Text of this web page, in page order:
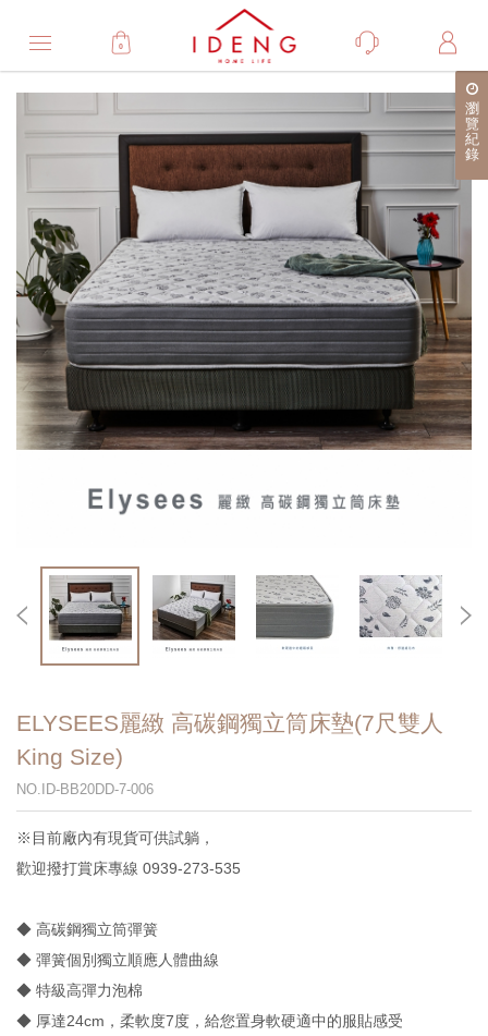
0
瀏
覽
紀
錄
Product
產
品
詳
細
介
紹
ELYSEES麗緻 高碳鋼獨立筒床墊(7尺雙人
King Size)
NO.ID-BB20DD-7-006
※目前廠內有現貨可供試躺，
歡迎撥打賞床專線 0939-273-535
◆ 高碳鋼獨立筒彈簧
◆ 彈簧個別獨立順應人體曲線
◆ 特級高彈力泡棉
◆ 厚達24cm，柔軟度7度，給您置身軟硬適中的服貼感受